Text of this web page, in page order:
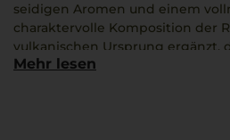
seidigen Aromen und einem
charaktervolle Komposition der
vulkanischen Ursprung ergänzt,
als auch Struktur verleiht. Zu
Mehr lesen